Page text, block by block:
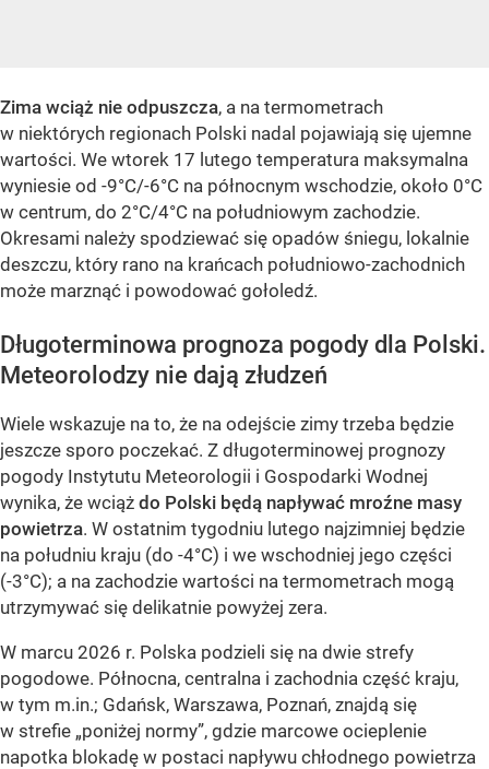
Zima wciąż nie odpuszcza, a na termometrach
w niektórych regionach Polski nadal pojawiają się ujemne
wartości. We wtorek 17 lutego temperatura maksymalna
wyniesie od -9°C/-6°C na północnym wschodzie, około 0°C
w centrum, do 2°C/4°C na południowym zachodzie.
Okresami należy spodziewać się opadów śniegu, lokalnie
deszczu, który rano na krańcach południowo-zachodnich
może marznąć i powodować gołoledź.
Długoterminowa prognoza pogody dla Polski.
Meteorolodzy nie dają złudzeń
Wiele wskazuje na to, że na odejście zimy trzeba będzie
jeszcze sporo poczekać. Z długoterminowej prognozy
pogody Instytutu Meteorologii i Gospodarki Wodnej
wynika, że wciąż do Polski będą napływać mroźne masy
powietrza. W ostatnim tygodniu lutego najzimniej będzie
na południu kraju (do -4°C) i we wschodniej jego części
(-3°C); a na zachodzie wartości na termometrach mogą
utrzymywać się delikatnie powyżej zera.
W marcu 2026 r. Polska podzieli się na dwie strefy
pogodowe. Północna, centralna i zachodnia część kraju,
w tym m.in.; Gdańsk, Warszawa, Poznań, znajdą się
w strefie „poniżej normy”, gdzie marcowe ocieplenie
napotka blokadę w postaci napływu chłodnego powietrza